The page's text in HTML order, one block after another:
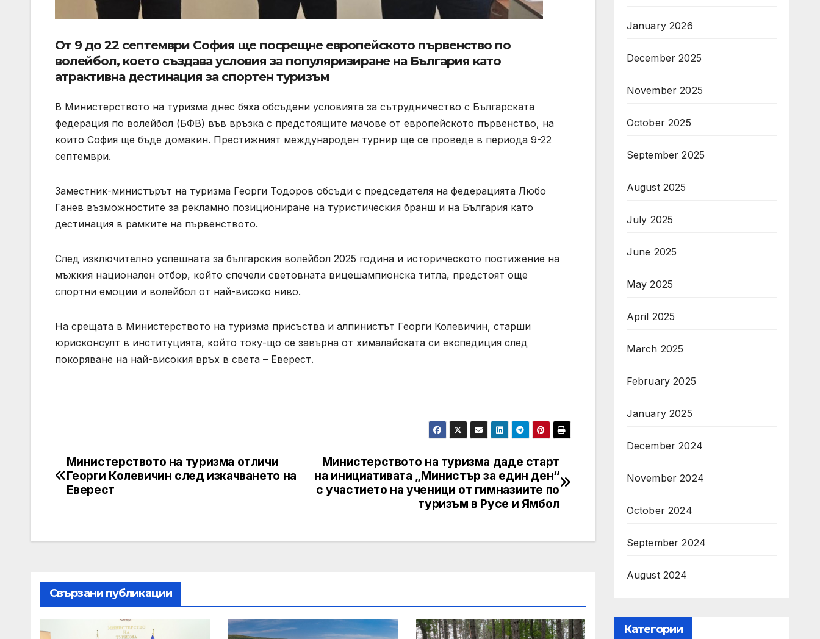
От 9 до 22 септември София ще посрещне европейското първенство по
волейбол, което създава условия за популяризиране на България като
атрактивна дестинация за спортен туризъм
В Министерството на туризма днес бяха обсъдени условията за сътрудничество с Българската
федерация по волейбол (БФВ) във връзка с предстоящите мачове от европейското първенство, на
които София ще бъде домакин. Престижният международен турнир ще се проведе в периода 9-22
септември.
Заместник-министърът на туризма Георги Тодоров обсъди с председателя на федерацията Любо
Ганев възможностите за рекламно позициониране на туристическия бранш и на България като
дестинация в рамките на първенството.
След изключително успешната за българския волейбол 2025 година и историческото постижение на
мъжкия национален отбор, който спечели световната вицешампионска титла, предстоят още
спортни емоции и волейбол от най-високо ниво.
На срещата в Министерството на туризма присъства и алпинистът Георги Колевичин, старши
юрисконсулт в институцията, който току-що се завърна от хималайската си експедиция след
покоряване на най-високия връх в света – Еверест.
Post
navigation
Министерството на туризма даде старт
на инициативата „Министър за един ден“
с участието на ученици от гимназиите по
туризъм в Русе и Ямбол
Министерството на туризма отличи
Георги Колевичин след изкачването на
Еверест
Свързани публикации
January 2026
December 2025
November 2025
October 2025
September 2025
August 2025
July 2025
June 2025
May 2025
April 2025
March 2025
February 2025
January 2025
December 2024
November 2024
October 2024
September 2024
August 2024
Категории